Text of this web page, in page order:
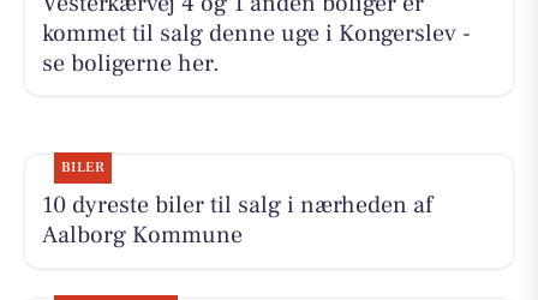
kommet til salg denne uge i Kongerslev -
se boligerne her.
BILER
10 dyreste biler til salg i nærheden af
Aalborg Kommune